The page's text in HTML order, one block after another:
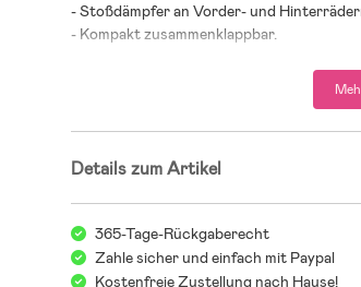
- Stoßdämpfer an Vorder- und
- Kompakt zusammenklappbar.
- Travel System – perfekt für Eltern, die
- Maximalbelastung: 22 kg (nach vorne
- Altersempfehlung: ab Geburt.
Kinderwagen-Guide – finde den
Kind
Die Wahl eines Kinderwagens kann bei der
Details zum Artikel
365-Tage-Rückgaberecht
Zahle sicher und einfach mit Paypal
Kostenfreie Zustellung nach Hause!